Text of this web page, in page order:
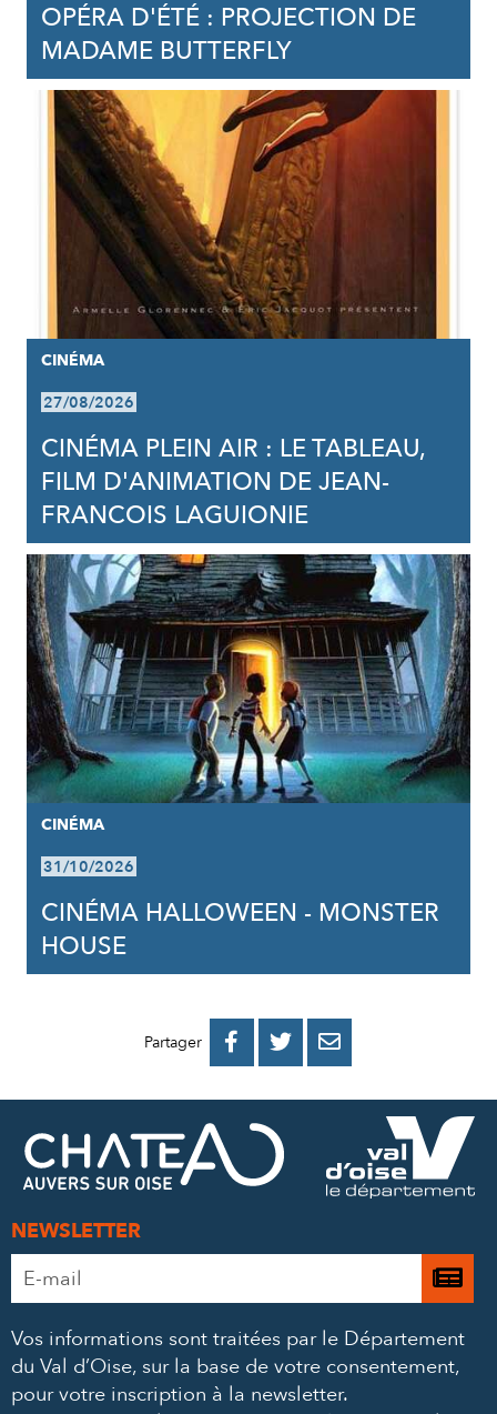
OPÉRA D'ÉTÉ : PROJECTION DE
MADAME BUTTERFLY
CINÉMA
27/08/2026
CINÉMA PLEIN AIR : LE TABLEAU,
FILM D'ANIMATION DE JEAN-
FRANCOIS LAGUIONIE
CINÉMA
31/10/2026
CINÉMA HALLOWEEN - MONSTER
HOUSE
Partager 
PARTAGER
FACEBOOK
PARTAGER
PARTAGER
MAIL
NEWSLETTER
Adresse
e-
*
Je
à
Vos informations sont traitées par le Département
du Val d’Oise, sur la base de votre consentement,
pour votre inscription à la newsletter.